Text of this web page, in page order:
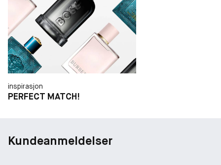
inspirasjon
PERFECT MATCH!
Kundeanmeldelser